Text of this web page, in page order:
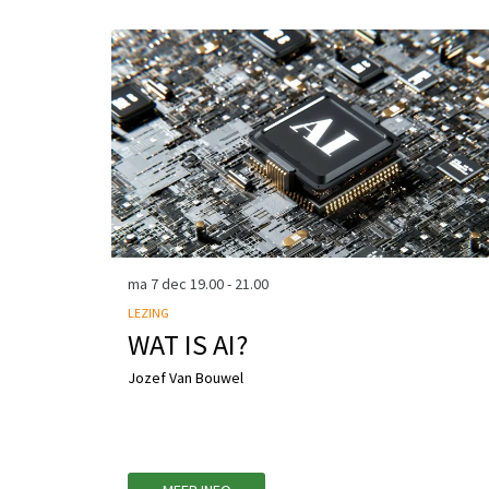
WAT IS AI?
Jozef Van Bouwel
LEZING
ma 7 dec 19.00 - 21.00